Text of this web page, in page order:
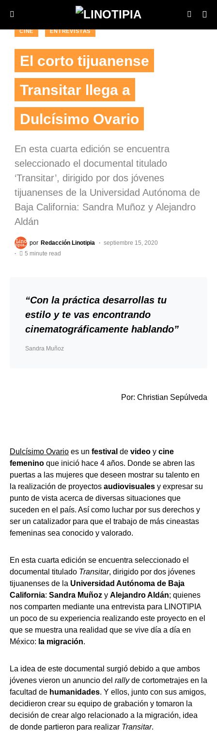
CINE ENTREVISTAS
El corto tijuanense
Transitar llega a
Dulcísimo Ovario
En esta cuarta edición se encuentra
seleccionado el documental titulado
‘Transitar’, dirigido por dos jóvenes
tijuanenses de la Universidad Autónoma de
Baja California: Sandra Muñoz y Alejandro
Aldán
por Redacción Linotipia
septiembre 15, 2020
5 minute read
“Con la práctica desarrollas tu
estilo y te vas encontrando
cinematográficamente hablando”
Sandra Muñoz
Por: Christian Sepúlveda
Dulcísimo Ovario es un festival de video y cine
femenino que inició hace 4 años. Donde se abren las
puertas a las mujeres que deseen mostrar su talento en
la realización de proyectos audiovisuales y expresar su
punto de vista acerca de diversas situaciones que
suceden en el país. Así como luchar por sus derechos y
ser un catalizador para que el trabajo de más cineastas
femeninas sea conocido y valorado.
En esta cuarta edición se encuentra seleccionado el
documental titulado Transitar, dirigido por dos jóvenes
tijuanenses de la Universidad Autónoma de Baja
California: Sandra Muñoz y Alejandro Aldán; quienes
nos comparten mediante una entrevista para LINOTIPIA
un poco de su experiencia realizando este proyecto en el
que se muestra una realidad que se vive día a día en
México: la migración.
La idea de este documental surgió debido a que ambos
jóvenes vieron un anuncio del rallyde cortometrajes en la
facultad de humanidades. Y ellos, junto con sus amigos,
decidieron crear su equipo de grabación y tomaron la
decisión de crear algo relacionado a la migración, idea
de donde partieron para realizar Transitar.